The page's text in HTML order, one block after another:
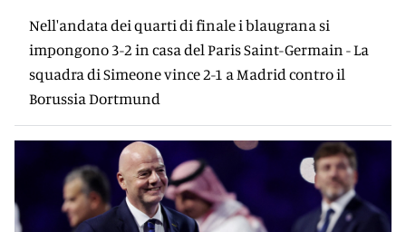
Nell'andata dei quarti di finale i blaugrana si
impongono 3-2 in casa del Paris Saint-Germain - La
squadra di Simeone vince 2-1 a Madrid contro il
Borussia Dortmund